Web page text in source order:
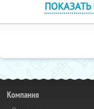
Компания